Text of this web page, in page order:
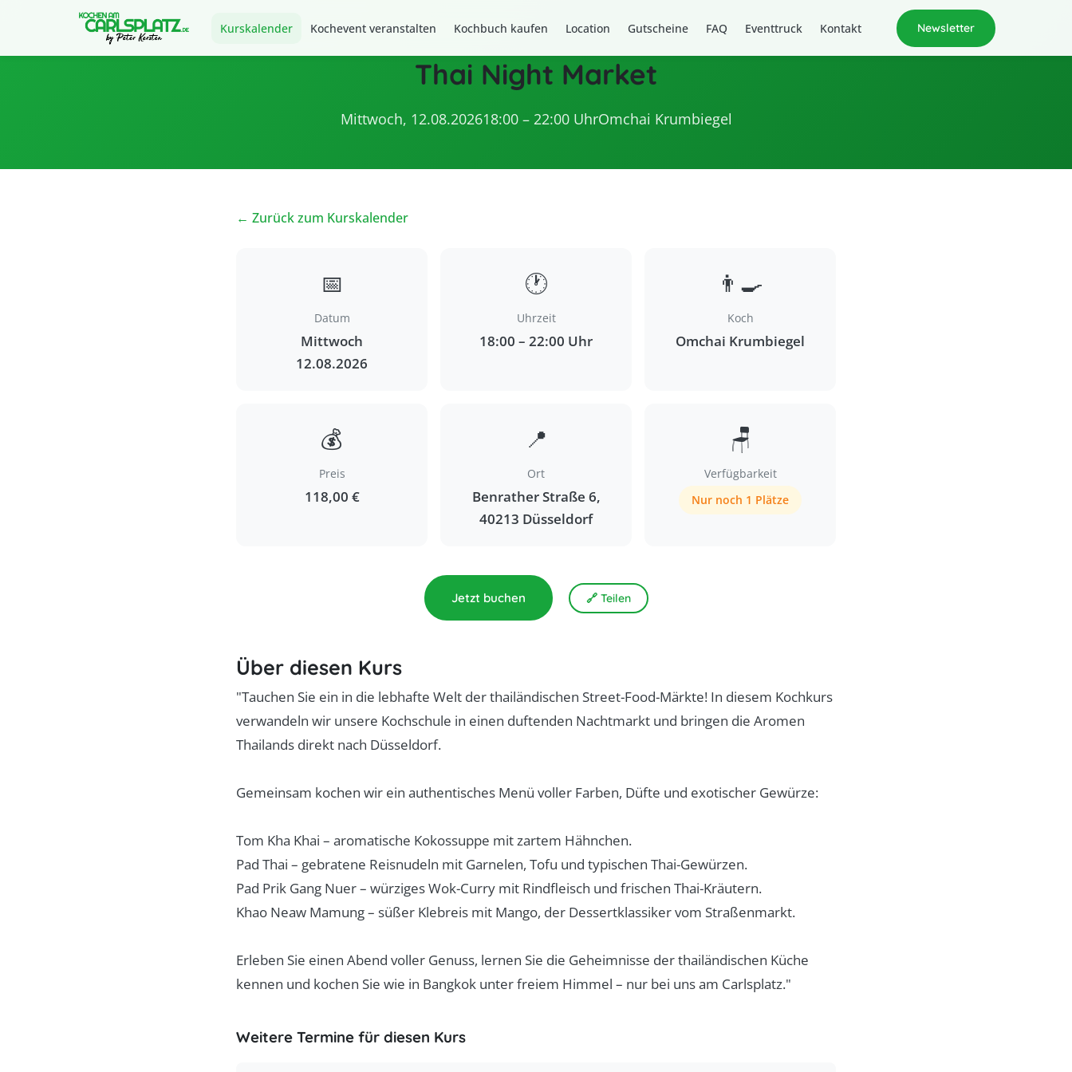
Kurskalender Kochevent veranstalten Kochbuch kaufen Location Gutscheine FAQ Eventtruck Kontakt Newsletter
Thai Night Market
Mittwoch, 12.08.202618:00 – 22:00 UhrOmchai Krumbiegel
← Zurück zum Kurskalender
📅
Datum
Mittwoch
12.08.2026
🕐
Uhrzeit
18:00 – 22:00 Uhr
👨‍🍳
Koch
Omchai Krumbiegel
💰
Preis
118,00 €
📍
Ort
Benrather Straße 6,
40213 Düsseldorf
🪑
Verfügbarkeit
Nur noch 1 Plätze
Jetzt buchen 🔗 Teilen
Über diesen Kurs
"Tauchen Sie ein in die lebhafte Welt der thailändischen Street-Food-Märkte! In diesem Kochkurs
verwandeln wir unsere Kochschule in einen duftenden Nachtmarkt und bringen die Aromen
Thailands direkt nach Düsseldorf.
Gemeinsam kochen wir ein authentisches Menü voller Farben, Düfte und exotischer Gewürze:
Tom Kha Khai – aromatische Kokossuppe mit zartem Hähnchen.
Pad Thai – gebratene Reisnudeln mit Garnelen, Tofu und typischen Thai-Gewürzen.
Pad Prik Gang Nuer – würziges Wok-Curry mit Rindfleisch und frischen Thai-Kräutern.
Khao Neaw Mamung – süßer Klebreis mit Mango, der Dessertklassiker vom Straßenmarkt.
Erleben Sie einen Abend voller Genuss, lernen Sie die Geheimnisse der thailändischen Küche
kennen und kochen Sie wie in Bangkok unter freiem Himmel – nur bei uns am Carlsplatz."
Weitere Termine für diesen Kurs